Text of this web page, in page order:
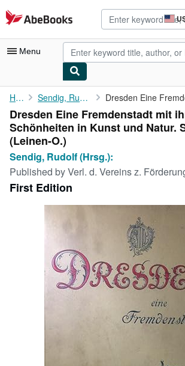
Skip to main content
AbeBooks.com
Menu
My Account
My Purchases
Advanced Search
Browse Collections
Start Selling
Home Sendig, Rudolf (Hrsg.):
Dresden Eine Fremdenstadt mit
Schönheiten in Kunst und Natur.
(Leinen-O.)
Sendig, Rudolf (Hrsg.):
Published byVerl. d. Vereins z. Förderung
First Edition